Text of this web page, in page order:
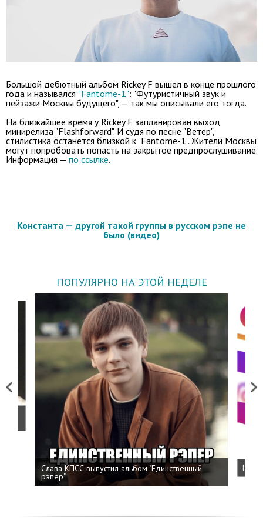
Большой дебютный альбом Rickey F вышел в конце прошлого
года и назывался "Fantome-1": "Футуристичный звук и
пейзажи Москвы будущего", — так мы описывали его тогда.
На ближайшее время у Rickey F запланирован выход
минирелиза "Flashforward". И судя по песне "Ветер",
стилистика останется близкой к "Fantome-1". Жители Москвы
могут попробовать попасть на закрытое предпрослушивание.
Информация — по ссылке.
Константа — другой такой группы в русском рэпе не
было (видео)
ПОПУЛЯРНО НА ЭТОЙ НЕДЕЛЕ
Previous
Слава КПСС выпустил альбом "Единственный
рэпер"
Next